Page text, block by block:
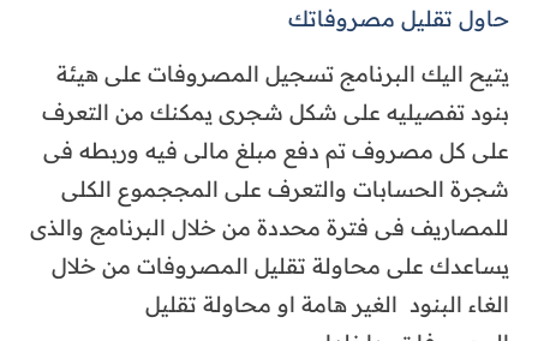
حاول تقليل مصروفاتك
يتيح اليك البرنامج تسجيل المصروفات على هيئة
بنود تفصيليه على شكل شجرى يمكنك من التعرف
على كل مصروف تم دفع مبلغ مالى فيه وربطه فى
شجرة الحسابات والتعرف على المججموع الكلى
للمصاريف فى فترة محددة من خلال البرنامج والذى
يساعدك على محاولة تقليل المصروفات من خلال
الغاء البنود الغير هامة او محاولة تقليل